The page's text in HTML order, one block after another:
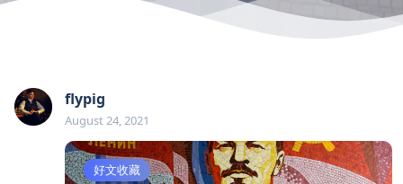
flypig
August 24, 2021
好文收藏